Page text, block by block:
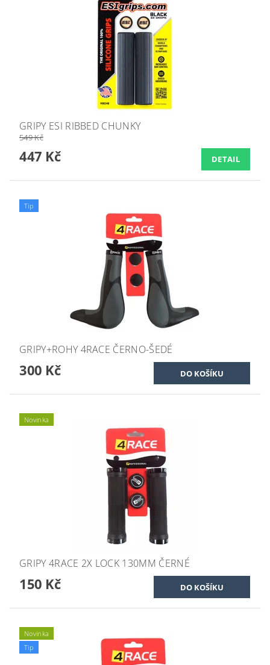
GRIPY ESI RIBBED CHUNKY
549 Kč
447 Kč DETAIL
Tip
GRIPY+ROHY 4RACE ČERNO-ŠEDÉ
300 Kč
Novinka
GRIPY 4RACE 2X LOCK 130MM ČERNÉ
150 Kč
Novinka
Tip